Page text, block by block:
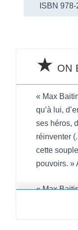
ISBN
★ ON
« Max
qu’à lui,
ses héros,
réinventer
cette
pouvoirs. »
« Max
ses